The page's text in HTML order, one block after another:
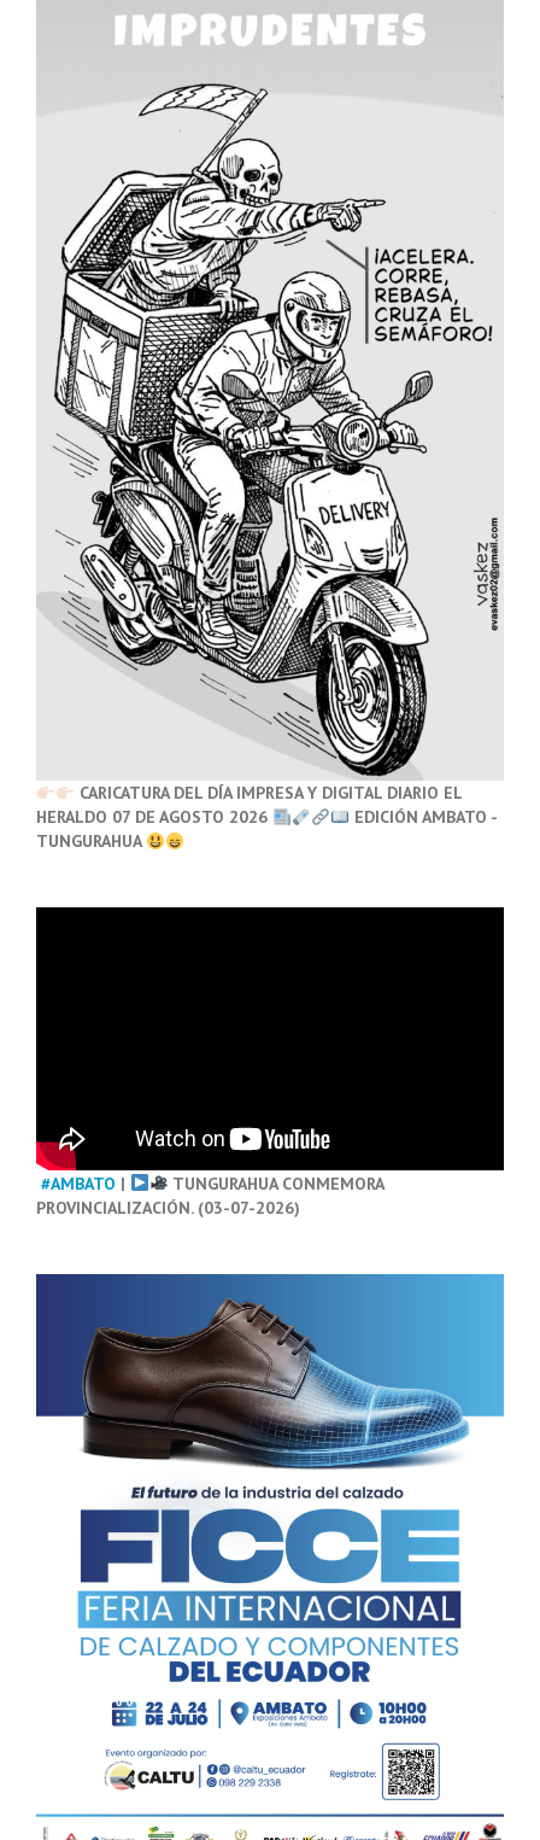
CARICATURA DEL DÍA IMPRESA Y DIGITAL DIARIO EL
HERALDO 07 DE AGOSTO 2026
EDICIÓN AMBATO -
TUNGURAHUA
#AMBATO |
TUNGURAHUA CONMEMORA
PROVINCIALIZACIÓN. (03-07-2026)